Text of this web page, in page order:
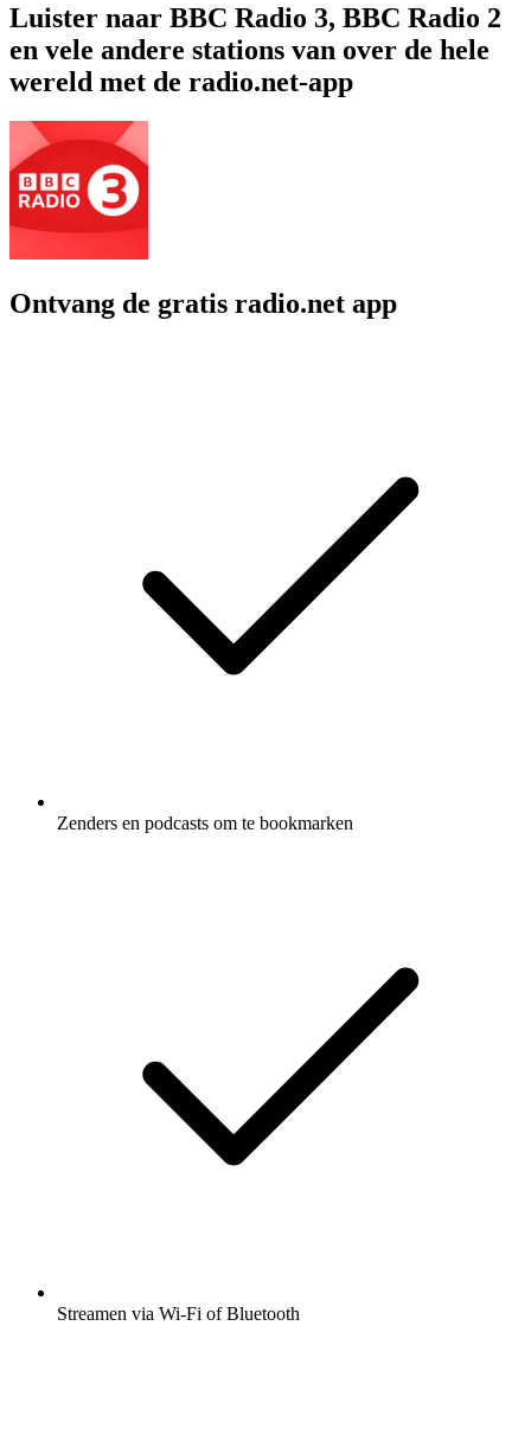
Luister naar BBC Radio 3, BBC Radio 2
en vele andere stations van over de hele
wereld met de radio.net-app
Ontvang de gratis radio.net app
Zenders en podcasts om te bookmarken
Streamen via Wi-Fi of Bluetooth